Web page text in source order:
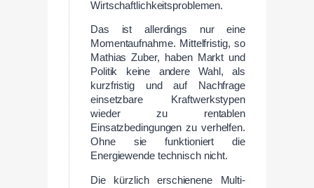
Wirtschaftlichkeitsproblemen.
Das ist allerdings nur eine
Momentaufnahme. Mittelfristig, so
Mathias Zuber, haben Markt und
Politik keine andere Wahl, als
kurzfristig und auf Nachfrage
einsetzbare Kraftwerkstypen
wieder zu rentablen
Einsatzbedingungen zu verhelfen.
Ohne sie funktioniert die
Energiewende technisch nicht.
Die kürzlich erschienene Multi-